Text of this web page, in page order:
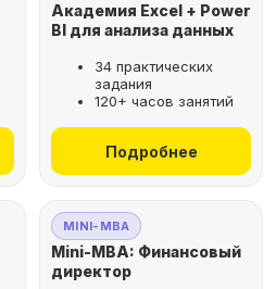
Академия Excel + Power
BI для анализа данных
34 практических
задания
120+ часов занятий
Подробнее
MINI-MBA
Mini-MBA: Финансовый
директор